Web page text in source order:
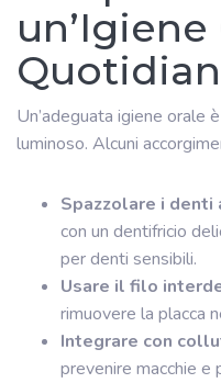
un’Igiene
Un’adeguata igiene orale
luminoso. Alcuni
Spazzolare i
con un dentifricio
per denti sensibili.
Usare il filo
rimuovere la placca
Integrare con
prevenire macchie e